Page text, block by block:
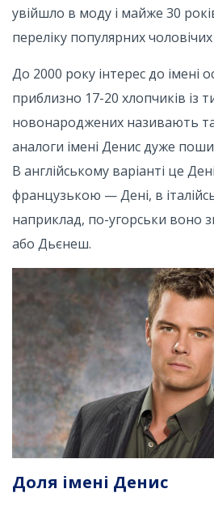
увійшло в моду і майже 30
переліку популярних чоловічих
До 2000 року інтерес до імені
приблизно 17-20 хлопчиків із
новонароджених називають
аналоги імені Денис дуже
В англійському варіанті це
французькою — Дені, в
наприклад, по-угорськи воно
або Дьєнеш.
Доля імені Денис